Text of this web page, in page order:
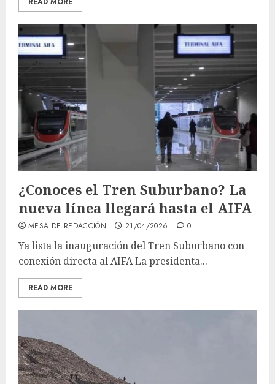
¿Conoces el Tren Suburbano? La
nueva línea llegará hasta el AIFA
MESA DE REDACCIÓN 21/04/2026 0
Ya lista la inauguración del Tren Suburbano con
conexión directa al AIFA La presidenta...
READ MORE